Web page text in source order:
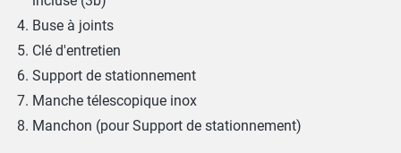
Buse à joints
Clé d'entretien
Support de stationnement
Manche télescopique inox
Manchon (pour Support de stationnement)